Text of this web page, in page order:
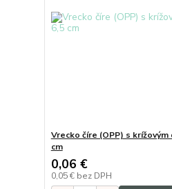
Vrecko číre (OPP) s krížovým
cm
0,06 €
0,05 € bez DPH